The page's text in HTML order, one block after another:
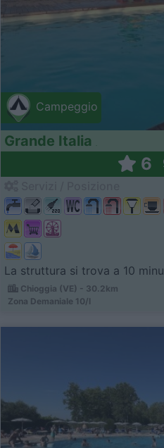
Campeggio
Grande Italia
6
La struttura si trova a 10
Chioggia (VE) - 30.2km
Zona Demaniale 10/l